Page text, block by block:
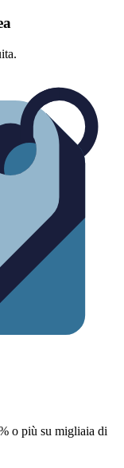
o più su migliaia di